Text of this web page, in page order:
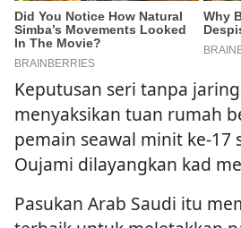
Keputusan seri tanpa
menyaksikan tuan rumah
pemain seawal minit ke-17
Oujami dilayangkan kad
Pasukan Arab Saudi itu